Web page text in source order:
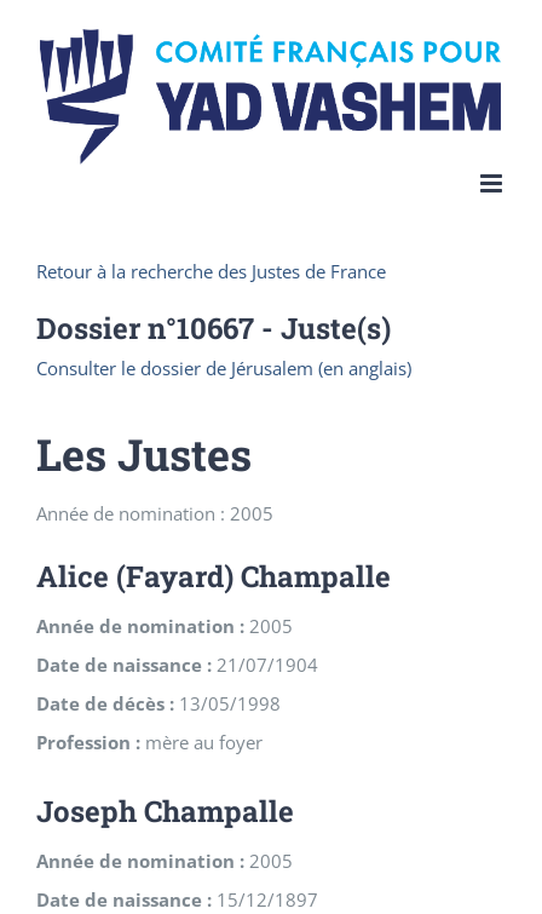
content
Retour à la recherche des Justes de France
Dossier n°10667 - Juste(s)
Consulter le dossier de Jérusalem (en anglais)
Les Justes
Année de nomination : 2005
Alice (Fayard) Champalle
Année de nomination : 2005
Date de naissance : 21/07/1904
Date de décès : 13/05/1998
Profession : mère au foyer
Joseph Champalle
Année de nomination : 2005
Date de naissance : 15/12/1897